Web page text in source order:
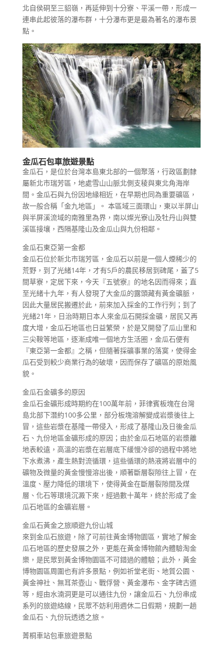
北自侯硐至三貂嶺，再延伸到十分寮、平溪一帶，形成一
連串此起彼落的瀑布群，十分瀑布更是最為著名的瀑布景
點。
金瓜石包車旅遊景點
金瓜石，是位於台灣本島東北部的一個聚落，行政區劃隸
屬新北市瑞芳區，地處雪山山脈北側支稜與東北角海岸
間。金瓜石與九份因地緣相近，在早期也同為重要礦區，
故一般合稱「金九地區」。 本區域三面環山，東以半屏山
與半屏溪流域的南雅里為界，南以燦光寮山及牡丹山與雙
溪區接壤，西隔基隆山及金瓜山與九份相鄰。
金瓜石東亞第一金都
金瓜石位於新北市瑞芳區，金瓜石以前是一個人煙稀少的
荒野，到了光緒14年，才有5戶的農民移居到碑尾，蓋了5
間草寮，定居下來，今天『五號寮』的地名因而得來；直
至光緒十九年，有人發現了大金瓜的露頭藏有黃金礦脈，
因此大量居民搬遷於此，前來加入採金的工作行列；到了
光緒21年，日治時期日本人來金瓜石開採金礦，居民又再
度大增，金瓜石地區也日益繁榮，於是又開發了瓜山里和
三尖鞍等地區，逐漸成唯一個地方生活圈，金瓜石便有
『東亞第一金都』之稱，但隨著採礦事業的落寞，使得金
瓜石受到較少商業行為的破壞，因而保存了礦區的原始風
貌。
金瓜石金礦多的原因
金瓜石金礦形成時期約在100萬年前，菲律賓板塊在台灣
島北部下潛約100多公里，部分板塊溶解變成岩漿後往上
冒，這些岩漿在基隆一帶侵入，形成了基隆山及日後金瓜
石、九份地區金礦形成的原因；由於金瓜石地區的岩漿離
地表較遠，高溫的岩漿在岩層底下緩慢冷卻的過程中將地
下水煮沸，產生熱對流循環，這些循環的熱液將岩層中的
礦物及微量的黃金慢慢溶出後，順著斷層裂隙往上冒，在
溫度、壓力降低的環境下，使得黃金在斷層裂隙間及煤
層、化石等環境沉澱下來，經過數十萬年，終於形成了金
瓜石地區的金礦岩層。
金瓜石黃金之旅順遊九份山城
來到金瓜石旅遊，除了可前往黃金博物園區，實地了解金
瓜石地區的歷史發展之外，更能在黃金博物館內體驗淘金
樂，是民眾到黃金博物園區不可錯過的體驗；此外，黃金
博物園區周圍也有許多景點，例如祈堂老街、地質公園、
黃金神社、無耳茶壺山、戰俘營、黃金瀑布、金字碑古道
等，經由水湳洞更是可以通往九份，讓金瓜石、九份串成
系列的旅遊絡線，民眾不妨利用週休二日假期，規劃一趟
金瓜石、九份玩透透之旅。
菁桐車站包車旅遊景點